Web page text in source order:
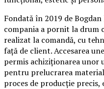
Fondată în 2019 de
compania a pornit la drum
realizat la comandă, cu
față de client. Accesarea
permis achiziționarea unor
pentru prelucrarea
proces de producție